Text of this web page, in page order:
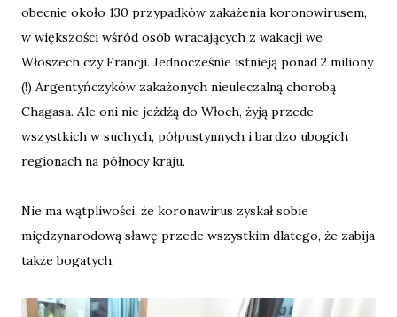
obecnie około 130 przypadków zakażenia koronowirusem,
w większości wśród osób wracających z wakacji we
Włoszech czy Francji. Jednocześnie istnieją ponad 2 miliony
(!) Argentyńczyków zakażonych nieuleczalną chorobą
Chagasa. Ale oni nie jeżdżą do Włoch, żyją przede
wszystkich w suchych, półpustynnych i bardzo ubogich
regionach na północy kraju.
Nie ma wątpliwości, że koronawirus zyskał sobie
międzynarodową sławę przede wszystkim dlatego, że zabija
także bogatych.